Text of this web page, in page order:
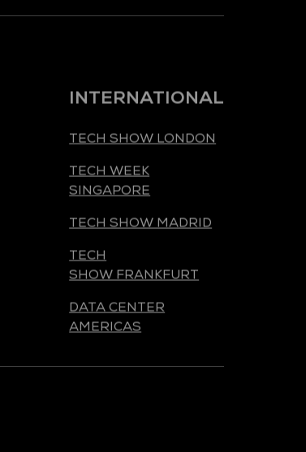
SINGAPORE
SHOW FRANKFURT
AMERICAS